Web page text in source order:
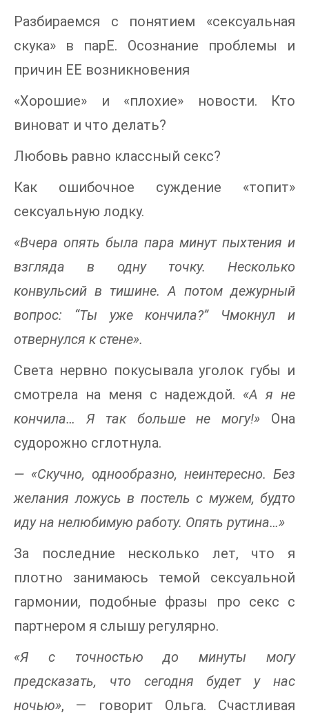
Разбираемся с понятием «сексуальная
скука» в парЕ. Осознание проблемы и
причин ЕЕ возникновения
«Хорошие» и «плохие» новости. Кто
виноват и что делать?
Любовь равно классный секс?
Как ошибочное суждение «топит»
сексуальную лодку.
«Вчера опять была пара минут пыхтения и
взгляда в одну точку. Несколько
конвульсий в тишине. А потом дежурный
вопрос: “Ты уже кончила?” Чмокнул и
отвернулся к стене».
Света нервно покусывала уголок губы и
смотрела на меня с надеждой. «А я не
кончила… Я так больше не могу!» Она
судорожно сглотнула.
— «Скучно, однообразно, неинтересно. Без
желания ложусь в постель с мужем, будто
иду на нелюбимую работу. Опять рутина…»
За последние несколько лет, что я
плотно занимаюсь темой сексуальной
гармонии, подобные фразы про секс с
партнером я слышу регулярно.
«Я с точностью до минуты могу
предсказать, что сегодня будет у нас
ночью», — говорит Ольга. Счастливая